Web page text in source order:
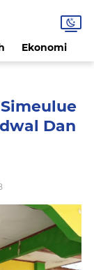
Ekonomi
Dan